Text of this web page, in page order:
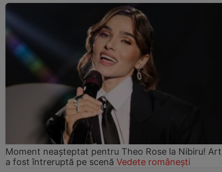
Moment neașteptat pentru Theo Rose la Nibiru!
a fost întreruptă pe scenă Vedete românești